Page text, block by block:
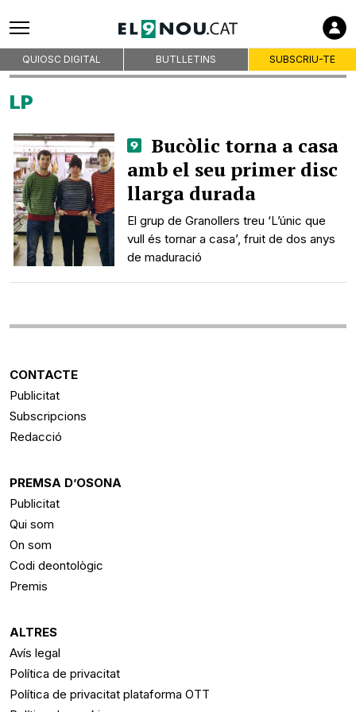
Empreses col·laboradores
Publicitat
Qui som
On som
Codi deontològic
Premis
Contacte
QUIOSC DIGITAL BUTLLETINS SUBSCRIU-TE
LP
Bucòlic torna a casa
amb el seu primer disc
llarga durada
El grup de Granollers treu ‘L’únic que
vull és tornar a casa’, fruit de dos anys
de maduració
CONTACTE
Publicitat
Subscripcions
Redacció
PREMSA D’OSONA
Publicitat
Qui som
On som
Codi deontològic
Premis
ALTRES
Avís legal
Política de privacitat
Política de privacitat plataforma OTT